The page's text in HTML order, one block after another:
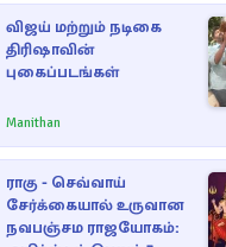
விஜய் மற்றும் நடிகை
திரிஷாவின்
புகைப்படங்கள்
Manithan
ராகு - செவ்வாய்
சேர்க்கையால் உருவான
நவபஞ்சம ராஜயோகம்: